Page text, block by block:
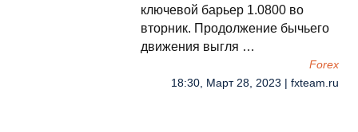
ключевой барьер 1.0800 во
вторник. Продолжение бычьего
движения выгля …
Forex
18:30, Март 28, 2023 | fxteam.ru